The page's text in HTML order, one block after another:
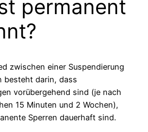
permanent
zwischen einer Suspendierung
besteht darin, dass
vorübergehend sind (je nach
15 Minuten und 2 Wochen),
Sperren dauerhaft sind.